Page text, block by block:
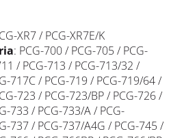
XR7 / PCG-XR7E/K
: PCG-700 / PCG-705 / PCG-
/ PCG-713 / PCG-713/32 /
717C / PCG-719 / PCG-719/64 /
723 / PCG-723/BP / PCG-726 /
733 / PCG-733/A / PCG-
737 / PCG-737/A4G / PCG-745 /